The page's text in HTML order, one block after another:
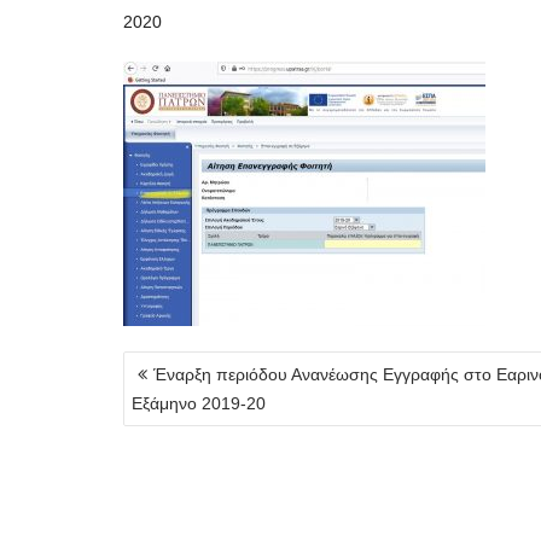
2020
Πλοήγηση
άρθρων
Έναρξη περιόδου Ανανέωσης Εγγραφής στο
Εξάμηνο 2019-20